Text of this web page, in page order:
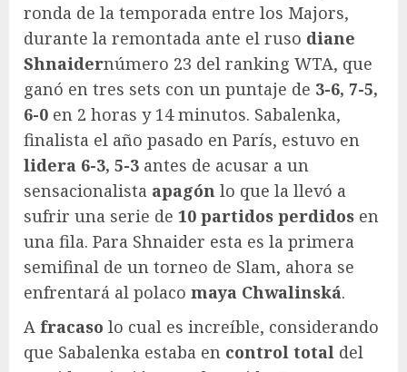
ronda de la temporada entre los Majors,
durante la remontada ante el ruso diane
Shnaidernúmero 23 del ranking WTA, que
ganó en tres sets con un puntaje de 3-6, 7-5,
6-0 en 2 horas y 14 minutos. Sabalenka,
finalista el año pasado en París, estuvo en
lidera 6-3, 5-3 antes de acusar a un
sensacionalista apagón lo que la llevó a
sufrir una serie de 10 partidos perdidos en
una fila. Para Shnaider esta es la primera
semifinal de un torneo de Slam, ahora se
enfrentará al polaco maya Chwalinská.
A fracaso lo cual es increíble, considerando
que Sabalenka estaba en control total del